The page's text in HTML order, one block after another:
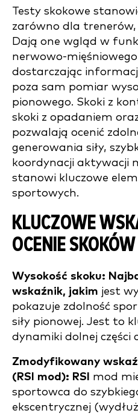
Testy skokowe
zarówno dla
Dają one wgląd w
nerwowo-
dostarczając
poza sam pomiar
pionowego. Skoki z
skoki z opadaniem
pozwalają ocenić
generowania siły,
koordynacji aktywacji
stanowi kluczowe
sportowych.
KLUCZOWE
OCENIE SKOKÓW
Wysokość skoku:
wskaźnik, jakim jest
pokazuje zdolność
siły pionowej. Jest to
dynamiki dolnej części
Zmodyfikowany
(RSI mod): RSI mod
sportowca do
ekscentrycznej